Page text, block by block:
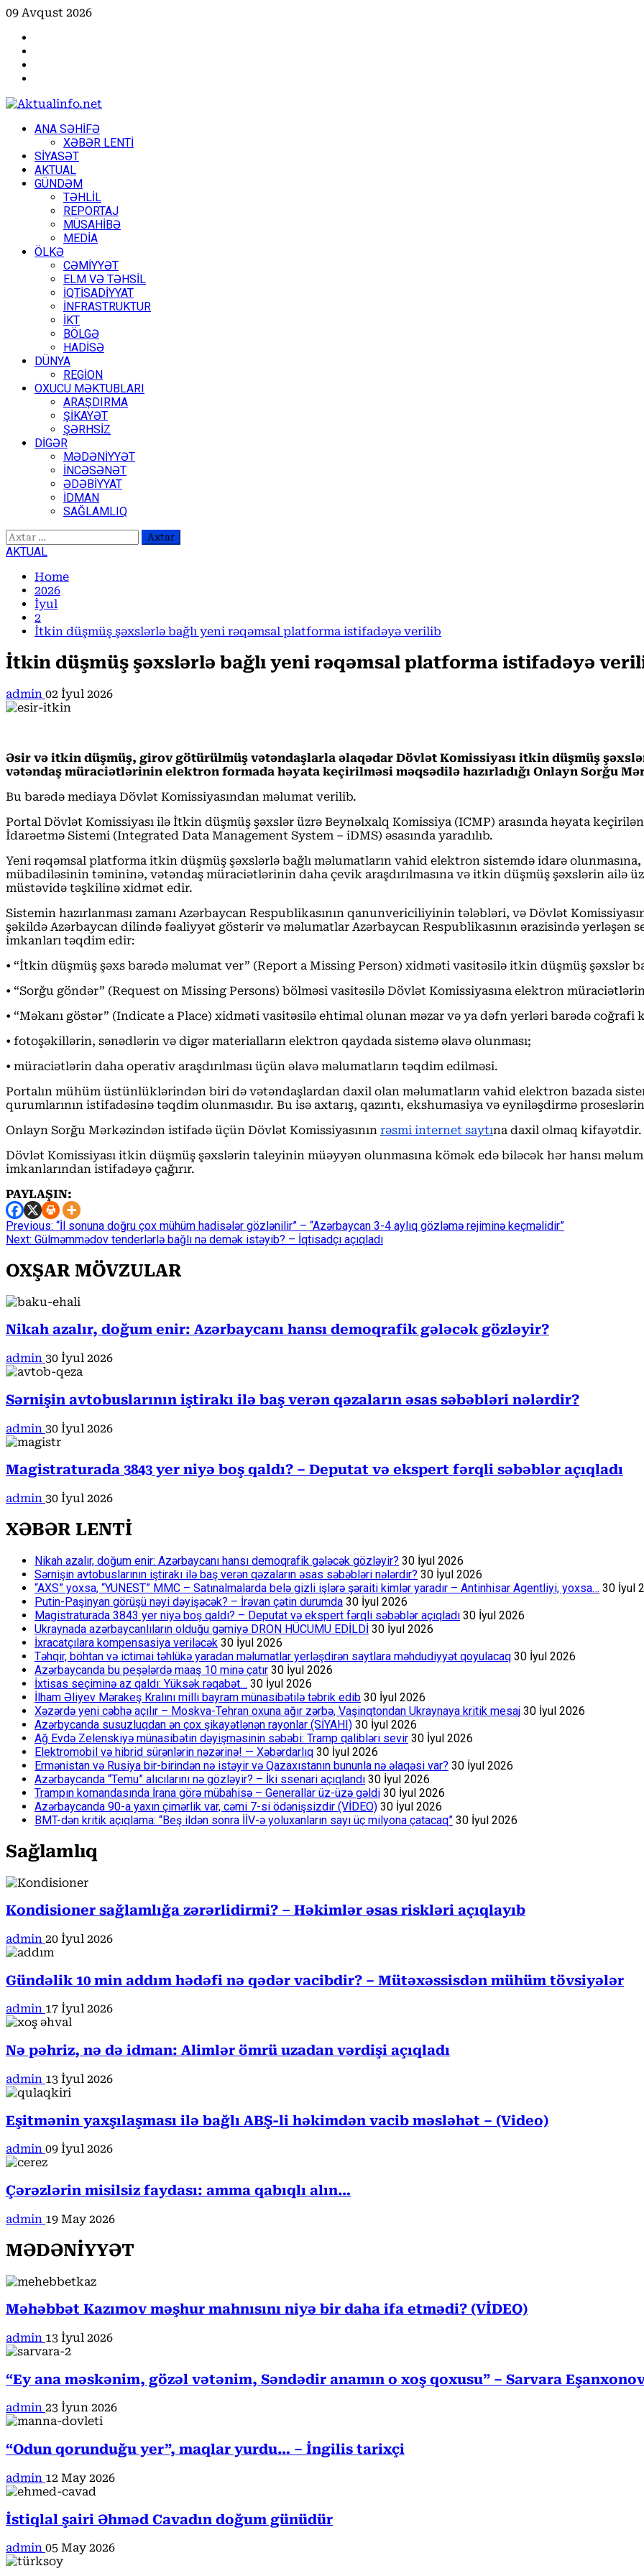
Skip
content
09 Avqust 2026
PrimaryANA SƏHİFƏ
XƏBƏR LENTİ
SİYASƏT
AKTUAL
GÜNDƏM
TƏHLİL
REPORTAJ
MÜSAHİBƏ
MEDİA
ÖLKƏ
CƏMİYYƏT
ELM VƏ TƏHSİL
İQTİSADİYYAT
İNFRASTRUKTUR
İKT
BÖLGƏ
HADİSƏ
DÜNYA
REGİON
OXUCU MƏKTUBLARI
ARAŞDIRMA
ŞİKAYƏT
ŞƏRHSİZ
DİGƏR
MƏDƏNİYYƏT
İNCƏSƏNƏT
ƏDƏBİYYAT
İDMAN
SAĞLAMLIQ
Axtarış:
AKTUAL
Home
2026
İyul
2
İtkin düşmüş şəxslərlə bağlı yeni rəqəmsal platforma istifadəyə verilib
İtkin düşmüş şəxslərlə bağlı yeni rəqəmsal platforma istifadəyə
admin 02 İyul 2026
Əsir və itkin düşmüş, girov götürülmüş vətəndaşlarla əlaqədar Dövlət Komissiyası itkin düşmüş
vətəndaş müraciətlərinin elektron formada həyata keçirilməsi məqsədilə hazırladığı Onlayn Sorğu
Bu barədə mediaya Dövlət Komissiyasından məlumat verilib.
Portal Dövlət Komissiyası ilə İtkin düşmüş şəxslər üzrə Beynəlxalq Komissiya (ICMP) arasında həyata
İdarəetmə Sistemi (Integrated Data Management System – iDMS) əsasında yaradılıb.
Yeni rəqəmsal platforma itkin düşmüş şəxslərlə bağlı məlumatların vahid elektron sistemdə idarə
mübadiləsinin təmininə, vətəndaş müraciətlərinin daha çevik araşdırılmasına və itkin düşmüş şəxslərin ailə
müstəvidə təşkilinə xidmət edir.
Sistemin hazırlanması zamanı Azərbaycan Respublikasının qanunvericiliyinin tələbləri, və Dövlət
şəkildə Azərbaycan dilində fəaliyyət göstərir və məlumatlar Azərbaycan Respublikasının ərazisində yerləşən
imkanları təqdim edir:
• “İtkin düşmüş şəxs barədə məlumat ver” (Report a Missing Person) xidməti vasitəsilə itkin düşmüş şəxslər
• “Sorğu göndər” (Request on Missing Persons) bölməsi vasitəsilə Dövlət Komissiyasına elektron
• “Məkanı göstər” (Indicate a Place) xidməti vasitəsilə ehtimal olunan məzar və ya dəfn yerləri barədə
• fotoşəkillərin, sənədlərin və digər materialların elektron qaydada sistemə əlavə olunması;
• müraciətlərin daha operativ araşdırılması üçün əlavə məlumatların təqdim edilməsi.
Portalın mühüm üstünlüklərindən biri də vətəndaşlardan daxil olan məlumatların vahid elektron bazada
qurumlarının istifadəsinə təqdim olunmasıdır. Bu isə axtarış, qazıntı, ekshumasiya və eyniləşdirmə
Onlayn Sorğu Mərkəzindən istifadə üçün Dövlət Komissiyasının rəsmi internet saytına daxil olmaq kifayətdir.
Dövlət Komissiyası itkin düşmüş şəxslərin taleyinin müəyyən olunmasına kömək edə biləcək hər hansı
imkanlarından istifadəyə çağırır.
PAYLAŞIN:
Continue
Reading
Previous: “İl sonuna doğru çox mühüm hadisələr gözlənilir” – “Azərbaycan 3-4 aylıq gözləmə rejiminə keçməlidir”
Next: Gülməmmədov tenderlərlə bağlı nə demək istəyib? – İqtisadçı açıqladı
OXŞAR MÖVZULAR
Nikah azalır, doğum enir: Azərbaycanı hansı demoqrafik gələcək gözləyir?
admin 30 İyul 2026
Sərnişin avtobuslarının iştirakı ilə baş verən qəzaların əsas səbəbləri nələrdir?
admin 30 İyul 2026
Magistraturada 3843 yer niyə boş qaldı? – Deputat və ekspert fərqli səbəblər açıqladı
admin 30 İyul 2026
XƏBƏR LENTİ
Nikah azalır, doğum enir: Azərbaycanı hansı demoqrafik gələcək gözləyir? 30 İyul 2026
Sərnişin avtobuslarının iştirakı ilə baş verən qəzaların əsas səbəbləri nələrdir? 30 İyul 2026
“AXS” yoxsa, “YUNEST” MMC – Satınalmalarda belə gizli işlərə şəraiti kimlər yaradır – Antinhisar Agentliyi, yoxsa… 30 İyul
Putin-Paşinyan görüşü nəyi dəyişəcək? – İrəvan çətin durumda 30 İyul 2026
Magistraturada 3843 yer niyə boş qaldı? – Deputat və ekspert fərqli səbəblər açıqladı 30 İyul 2026
Ukraynada azərbaycanlıların olduğu gəmiyə DRON HÜCUMU EDİLDİ 30 İyul 2026
İxracatçılara kompensasiya veriləcək 30 İyul 2026
Təhqir, böhtan və ictimai təhlükə yaradan məlumatlar yerləşdirən saytlara məhdudiyyət qoyulacaq 30 İyul 2026
Azərbaycanda bu peşələrdə maaş 10 minə çatır 30 İyul 2026
İxtisas seçiminə az qaldı: Yüksək rəqabət… 30 İyul 2026
İlham Əliyev Mərakeş Kralını milli bayram münasibətilə təbrik edib 30 İyul 2026
Xəzərdə yeni cəbhə açılır – Moskva-Tehran oxuna ağır zərbə, Vaşinqtondan Ukraynaya kritik mesaj 30 İyul 2026
Azərbycanda susuzluqdan ən çox şikayətlənən rayonlar (SİYAHI) 30 İyul 2026
Ağ Evdə Zelenskiyə münasibətin dəyişməsinin səbəbi: Tramp qalibləri sevir 30 İyul 2026
Elektromobil və hibrid sürənlərin nəzərinə! — Xəbərdarlıq 30 İyul 2026
Ermənistan və Rusiya bir-birindən nə istəyir və Qazaxıstanın bununla nə əlaqəsi var? 30 İyul 2026
Azərbaycanda “Temu” alıcılarını nə gözləyir? – İki ssenari açıqlandı 30 İyul 2026
Trampın komandasında İrana görə mübahisə – Generallar üz-üzə gəldi 30 İyul 2026
Azərbaycanda 90-a yaxın çimərlik var, cəmi 7-si ödənişsizdir (VİDEO) 30 İyul 2026
BMT-dən kritik açıqlama: “Beş ildən sonra İİV-ə yoluxanların sayı üç milyona çatacaq” 30 İyul 2026
Sağlamlıq
Kondisioner sağlamlığa zərərlidirmi? – Həkimlər əsas riskləri açıqlayıb
admin 20 İyul 2026
Gündəlik 10 min addım hədəfi nə qədər vacibdir? – Mütəxəssisdən mühüm tövsiyələr
admin 17 İyul 2026
Nə pəhriz, nə də idman: Alimlər ömrü uzadan vərdişi açıqladı
admin 13 İyul 2026
Eşitmənin yaxşılaşması ilə bağlı ABŞ-li həkimdən vacib məsləhət – (Video)
admin 09 İyul 2026
Çərəzlərin misilsiz faydası: amma qabıqlı alın…
admin 19 May 2026
MƏDƏNİYYƏT
Məhəbbət Kazımov məşhur mahnısını niyə bir daha ifa etmədi? (VİDEO)
admin 13 İyul 2026
“Ey ana məskənim, gözəl vətənim, Səndədir anamın o xoş qoxusu” – Sarvara
admin 23 İyun 2026
“Odun qorunduğu yer”, maqlar yurdu… – İngilis tarixçi
admin 12 May 2026
İstiqlal şairi Əhməd Cavadın doğum günüdür
admin 05 May 2026